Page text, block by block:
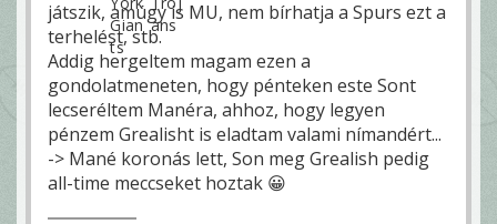
játszik, amúgy is MU, nem bírhatja a Spurs ezt a
terhelést, stb.
Addig hergeltem magam ezen a
gondolatmeneten, hogy pénteken este Sont
lecseréltem Manéra, ahhoz, hogy legyen
pénzem Grealisht is eladtam valami nímandért...
-> Mané koronás lett, Son meg Grealish pedig
all-time meccseket hoztak 😀